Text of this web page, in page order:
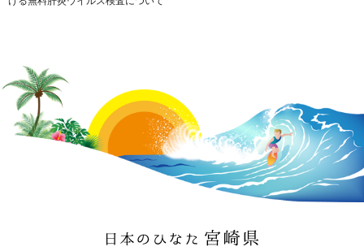
日本のひなた 宮崎県